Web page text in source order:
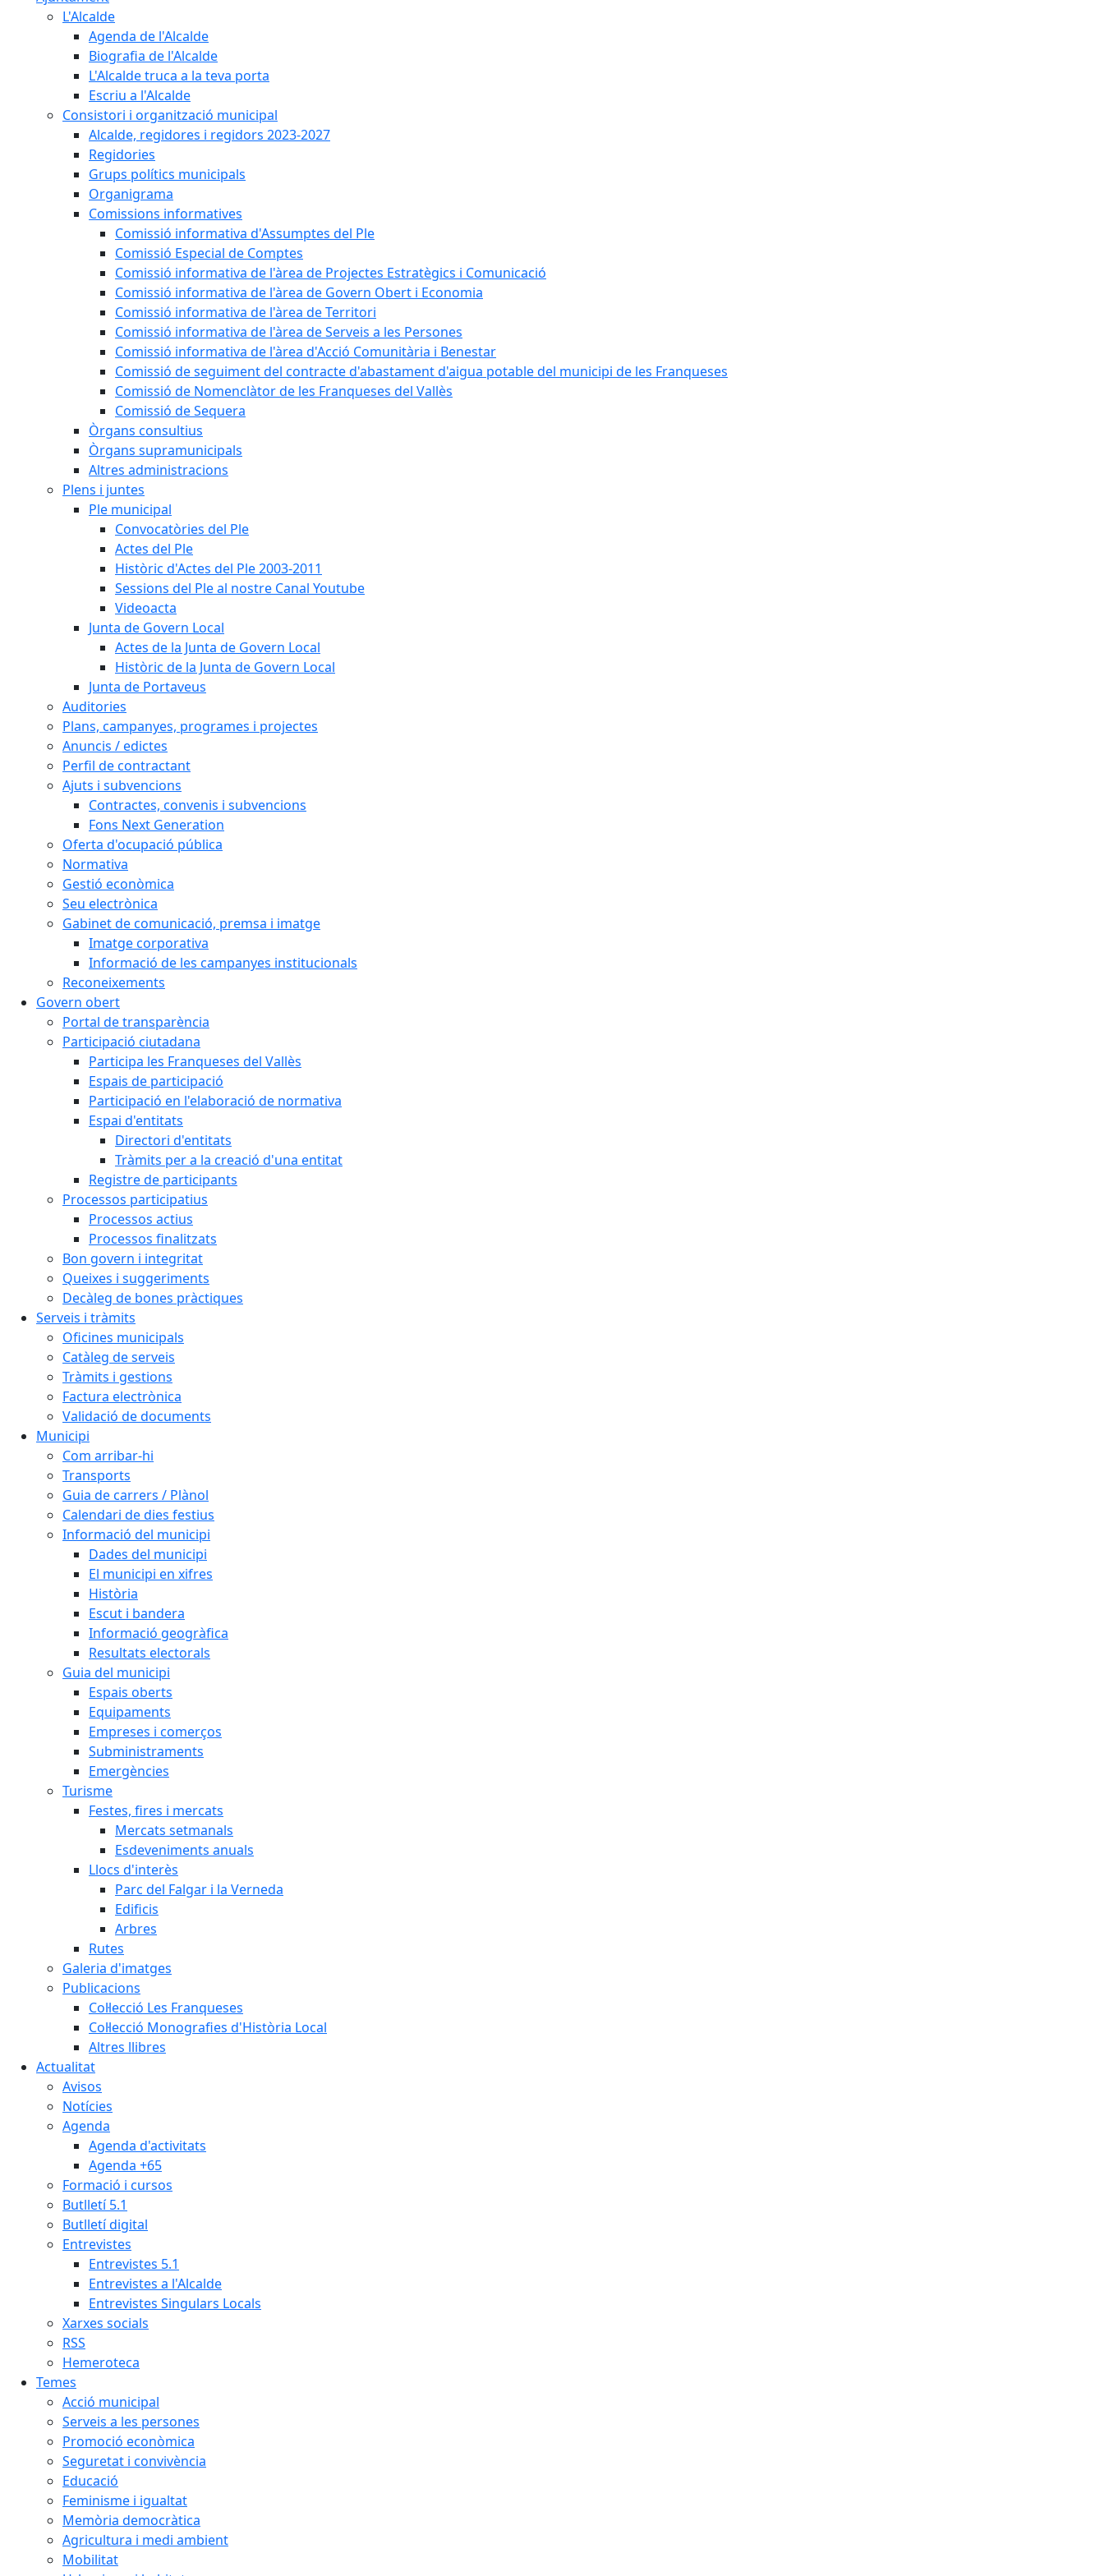
L'Alcalde
Agenda de l'Alcalde
Biografia de l'Alcalde
L'Alcalde truca a la teva porta
Escriu a l'Alcalde
Consistori i organització municipal
Alcalde, regidores i regidors 2023-2027
Regidories
Grups polítics municipals
Organigrama
Comissions informatives
Comissió informativa d'Assumptes del Ple
Comissió Especial de Comptes
Comissió informativa de l'àrea de Projectes Estratègics i Comunicació
Comissió informativa de l'àrea de Govern Obert i Economia
Comissió informativa de l'àrea de Territori
Comissió informativa de l'àrea de Serveis a les Persones
Comissió informativa de l'àrea d'Acció Comunitària i Benestar
Comissió de seguiment del contracte d'abastament d'aigua potable del municipi de les Franqueses
Comissió de Nomenclàtor de les Franqueses del Vallès
Comissió de Sequera
Òrgans consultius
Òrgans supramunicipals
Altres administracions
Plens i juntes
Ple municipal
Convocatòries del Ple
Actes del Ple
Històric d'Actes del Ple 2003-2011
Sessions del Ple al nostre Canal Youtube
Videoacta
Junta de Govern Local
Actes de la Junta de Govern Local
Històric de la Junta de Govern Local
Junta de Portaveus
Auditories
Plans, campanyes, programes i projectes
Anuncis / edictes
Perfil de contractant
Ajuts i subvencions
Contractes, convenis i subvencions
Fons Next Generation
Oferta d'ocupació pública
Normativa
Gestió econòmica
Seu electrònica
Gabinet de comunicació, premsa i imatge
Imatge corporativa
Informació de les campanyes institucionals
Reconeixements
Govern obert
Portal de transparència
Participació ciutadana
Participa les Franqueses del Vallès
Espais de participació
Participació en l'elaboració de normativa
Espai d'entitats
Directori d'entitats
Tràmits per a la creació d'una entitat
Registre de participants
Processos participatius
Processos actius
Processos finalitzats
Bon govern i integritat
Queixes i suggeriments
Decàleg de bones pràctiques
Serveis i tràmits
Oficines municipals
Catàleg de serveis
Tràmits i gestions
Factura electrònica
Validació de documents
Municipi
Com arribar-hi
Transports
Guia de carrers / Plànol
Calendari de dies festius
Informació del municipi
Dades del municipi
El municipi en xifres
Història
Escut i bandera
Informació geogràfica
Resultats electorals
Guia del municipi
Espais oberts
Equipaments
Empreses i comerços
Subministraments
Emergències
Turisme
Festes, fires i mercats
Mercats setmanals
Esdeveniments anuals
Llocs d'interès
Parc del Falgar i la Verneda
Edificis
Arbres
Rutes
Galeria d'imatges
Publicacions
Col·lecció Les Franqueses
Col·lecció Monografies d'Història Local
Altres llibres
Actualitat
Avisos
Notícies
Agenda
Agenda d'activitats
Agenda +65
Formació i cursos
Butlletí 5.1
Butlletí digital
Entrevistes
Entrevistes 5.1
Entrevistes a l'Alcalde
Entrevistes Singulars Locals
Xarxes socials
RSS
Hemeroteca
Temes
Acció municipal
Serveis a les persones
Promoció econòmica
Seguretat i convivència
Educació
Feminisme i igualtat
Memòria democràtica
Agricultura i medi ambient
Mobilitat